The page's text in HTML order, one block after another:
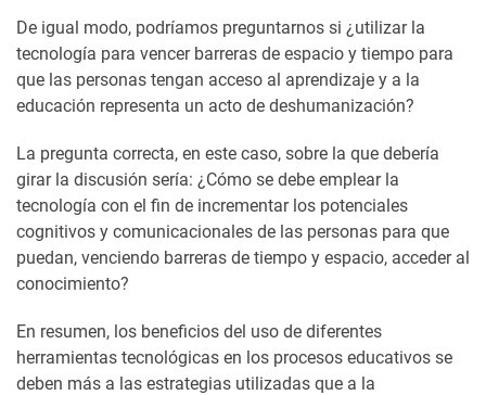
De igual modo, podríamos preguntarnos si ¿utilizar la
tecnología para vencer barreras de espacio y tiempo para
que las personas tengan acceso al aprendizaje y a la
educación representa un acto de deshumanización?
La pregunta correcta, en este caso, sobre la que debería
girar la discusión sería: ¿Cómo se debe emplear la
tecnología con el fin de incrementar los potenciales
cognitivos y comunicacionales de las personas para que
puedan, venciendo barreras de tiempo y espacio, acceder al
conocimiento?
En resumen, los beneficios del uso de diferentes
herramientas tecnológicas en los procesos educativos se
deben más a las estrategias utilizadas que a la